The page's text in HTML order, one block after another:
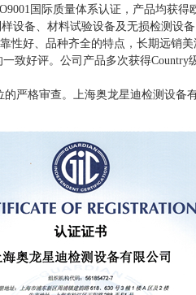
国际质量体系认证，产品均获得
设备、材料试验设备及无损检测设
性好、品种齐全的特点，长期远销
致好评。公司产品多次获得Country
严格审查。上海奥龙星迪检测设备有